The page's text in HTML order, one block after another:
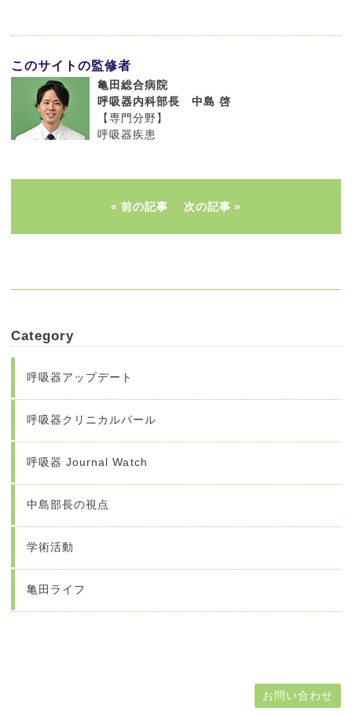
このサイトの監修者
亀田総合病院
呼吸器内科部長 中島 啓
【専門分野】
呼吸器疾患
前の記事 次の記事
Category
呼吸器アップデート
呼吸器クリニカルパール
呼吸器 Journal Watch
中島部長の視点
学術活動
亀田ライフ
お問い合わせ